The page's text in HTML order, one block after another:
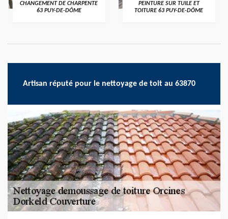
CHANGEMENT DE CHARPENTE
63 PUY-DE-DÔME
PEINTURE SUR TUILE ET
TOITURE 63 PUY-DE-DÔME
Artisan réputé pour le nettoyage de toit au 63870